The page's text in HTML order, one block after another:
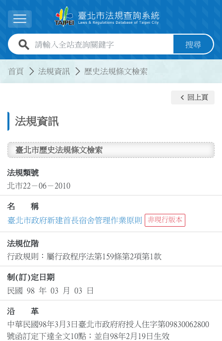
展開選單
全站查詢關鍵字欄位 搜尋
首頁 法規資訊 歷史法規條文檢索
法規資訊
keyboard_arrow_left 回上頁
臺北市歷史法規條文檢索
法規類號
北市22－06－2010
名 稱
臺北市政府新建首長宿舍管理作業原則
非現行版本
法規位階
行政規則：屬行政程序法第159條第2項第1款
制(訂)定日期
民國 98 年 03 月 03 日
沿 革
中華民國98年3月3日臺北市政府府授人住字第09830062800
號函訂定下達全文10點；並自98年2月19日生效